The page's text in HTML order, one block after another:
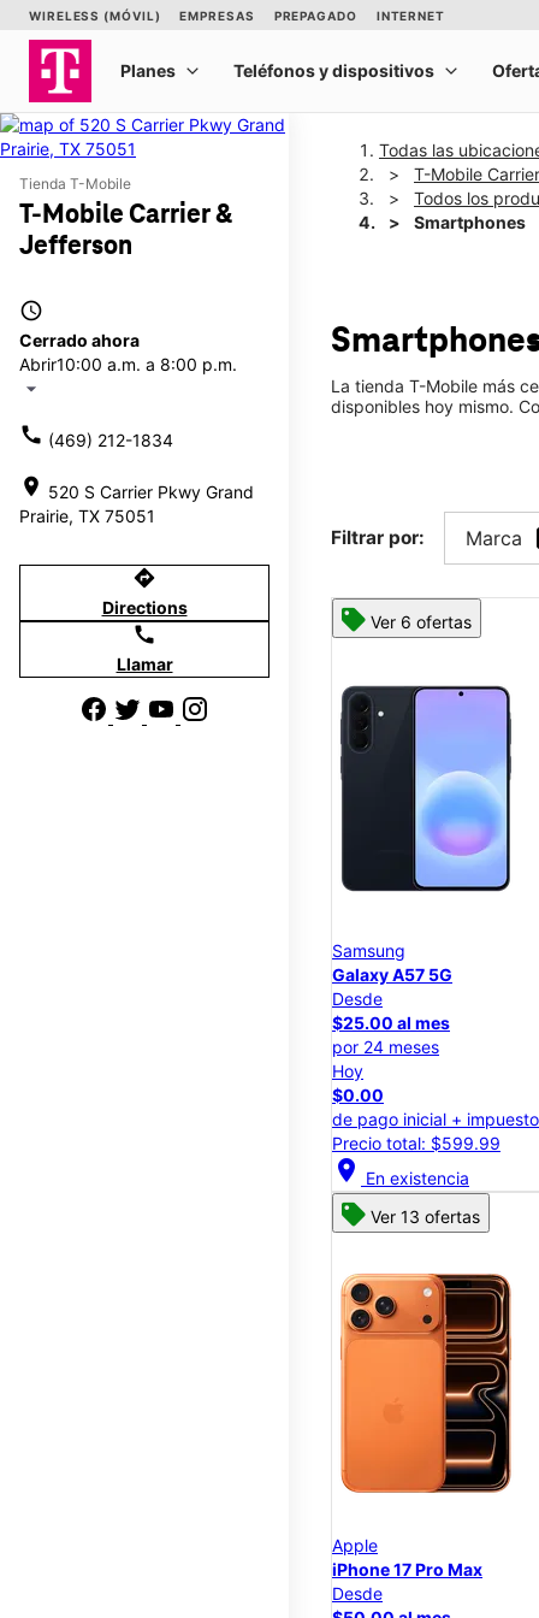
Tienda T-Mobile
T-Mobile Carrier &
Jefferson
access_time
Cerrado ahora
Abrir10:00 a.m. a 8:00 p.m.
arrow_drop_down
call (469) 212-1834
location_on 520 S Carrier Pkwy Grand
Prairie, TX 75051
directions
Directions
call
Llamar
Todas las
T-Mobile
Todos los
Smartphones
La tienda T-Mobile más
disponibles hoy mismo.
Filtrar por: Marca
Ver 6 ofertas
Samsung
Galaxy A57 5G
Desde
$25.00 al mes
por 24 meses
Hoy
$0.00
de pago inicial +
Precio total: $599.99
location_on En existencia
Ver 13 ofertas
Apple
iPhone 17 Pro Max
Desde